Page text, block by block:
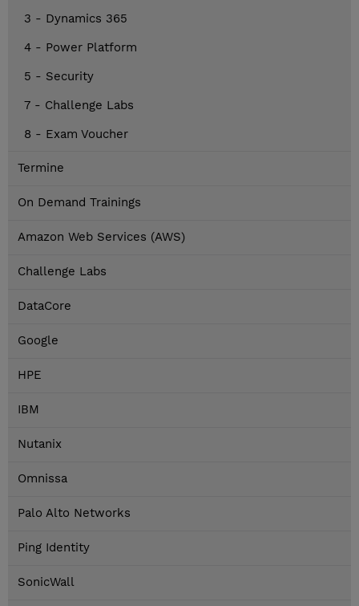
3 - Dynamics 365
4 - Power Platform
5 - Security
7 - Challenge Labs
8 - Exam Voucher
Termine
On Demand Trainings
Amazon Web Services (AWS)
Challenge Labs
DataCore
Google
HPE
IBM
Nutanix
Omnissa
Palo Alto Networks
Ping Identity
SonicWall